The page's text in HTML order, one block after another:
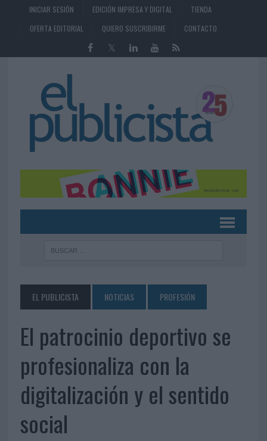
INICIAR SESIÓN EDICIÓN IMPRESA Y DIGITAL
TIENDA
OFERTA EDITORIAL
QUIERO SUSCRIBIRME CONTACTO
EL PUBLICISTA NOTICIAS PROFESIÓN
El patrocinio deportivo se
profesionaliza con la
digitalización y el sentido
social